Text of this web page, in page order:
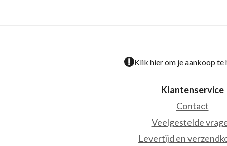
Klik hier om je aankoop te
Klantenservice
Contact
Veelgestelde
Levertijd en